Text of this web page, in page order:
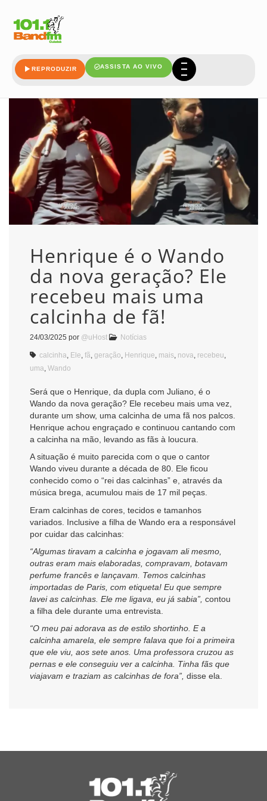
REPRODUZIR ASSISTA AO VIVO
Henrique é o Wando
da nova geração? Ele
recebeu mais uma
calcinha de fã!
24/03/2025 por @uHost Notícias
calcinha Ele fã geração Henrique mais nova recebeu
uma Wando
Será que o Henrique, da dupla com Juliano, é o
Wando da nova geração? Ele recebeu mais uma vez,
durante um show, uma calcinha de uma fã nos palcos.
Henrique achou engraçado e continuou cantando com
a calcinha na mão, levando as fãs à loucura.
A situação é muito parecida com o que o cantor
Wando viveu durante a década de 80. Ele ficou
conhecido como o “rei das calcinhas” e, através da
música brega, acumulou mais de 17 mil peças.
Eram calcinhas de cores, tecidos e tamanhos
variados. Inclusive a filha de Wando era a responsável
por cuidar das calcinhas:
“Algumas tiravam a calcinha e jogavam ali mesmo,
outras eram mais elaboradas, compravam, botavam
perfume francês e lançavam. Temos calcinhas
importadas de Paris, com etiqueta! Eu que sempre
lavei as calcinhas. Ele me ligava, eu já sabia”, contou
a filha dele durante uma entrevista.
“O meu pai adorava as de estilo shortinho. E a
calcinha amarela, ele sempre falava que foi a primeira
que ele viu, aos sete anos. Uma professora cruzou as
pernas e ele conseguiu ver a calcinha. Tinha fãs que
viajavam e traziam as calcinhas de fora”, disse ela.